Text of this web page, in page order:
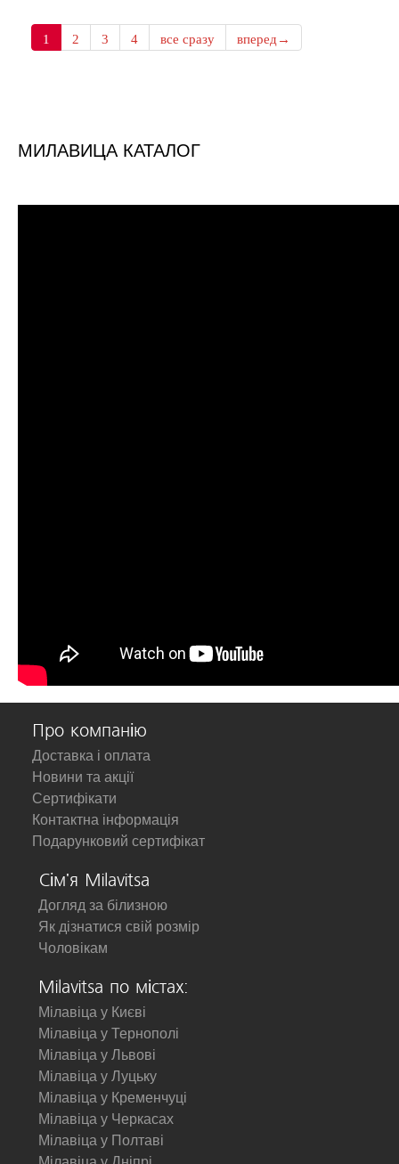
1 2 3 4 все сразу вперед→
МИЛАВИЦА КАТАЛОГ
Про компанію
Доставка і оплата
Новини та акції
Сертифікати
Контактна інформація
Подарунковий сертифікат
Сім'я Milavitsa
Догляд за білизною
Як дізнатися свій розмір
Чоловікам
Milavitsa по містах:
Мілавіца у Києві
Мілавіца у Тернополі
Мілавіца у Львові
Мілавіца у Луцьку
Мілавіца у Кременчуці
Мілавіца у Черкасах
Мілавіца у Полтаві